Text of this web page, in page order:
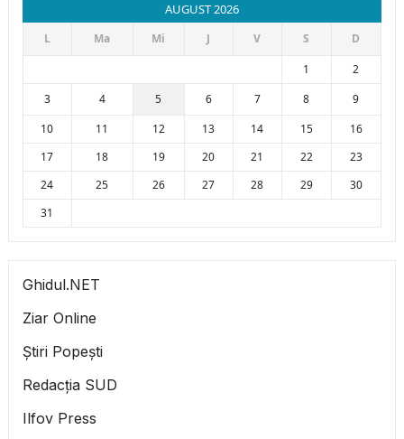
AUGUST 2026
L Ma Mi J V S
D
1
2
3
4 5 6 7 8
9
10
11 12 13 14 15
16
17
18 19 20 21 22
23
24
25 26 27 28 29
30
31
Ghidul.NET
Ziar Online
Știri Popești
Redacția SUD
Ilfov Press